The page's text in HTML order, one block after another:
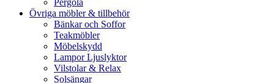
Pergola
Övriga möbler & tillbehör
Bänkar och Soffor
Teakmöbler
Möbelskydd
Lampor Ljuslyktor
Vilstolar & Relax
Solsängar